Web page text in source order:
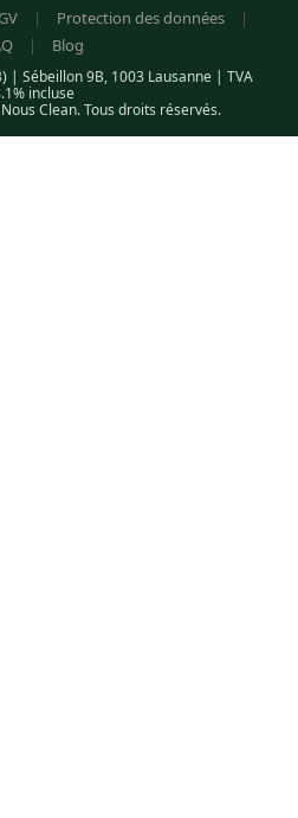
| Protection des données
|
| Blog
| Sébeillon 9B, 1003 Lausanne | TVA
incluse
Clean. Tous droits réservés.